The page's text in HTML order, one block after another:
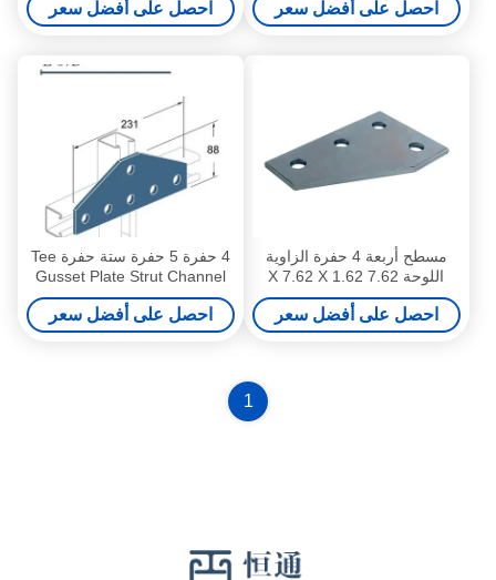
احصل على أفضل سعر احصل على أفضل سعر
مسطح أربعة 4 حفرة الزاوية
اللوحة 7.62 X 7.62 X 1.62
بوصة 3-1/2 " X 5-3/8"
احصل على أفضل سعر
4 حفرة 5 حفرة ستة حفرة Tee
Gusset Plate Strut Channel
Fittings الملحقات
احصل على أفضل سعر
1